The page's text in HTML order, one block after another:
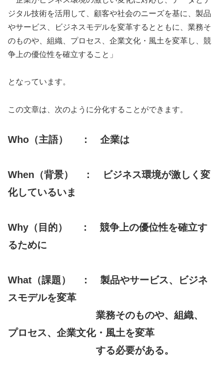
ジタル技術を活用して、顧客や社会のニーズを基に、製品
やサービス、ビジネスモデルを変革するとともに、業務そ
のものや、組織、プロセス、企業文化・風土を変革し、競
争上の優位性を確立すること」
となっています。
この文章は、次のように分化することができます。
Who（主語） ： 企業は
When（背景） ： ビジネス環境が激しく変
化しているいま
Why（目的） ： 競争上の優位性を確立す
るために
What（課題） ： 製品やサービス、ビジネ
スモデルを変革
業務そのものや、組織、
プロセス、企業文化・風土を変革
する必要がある。